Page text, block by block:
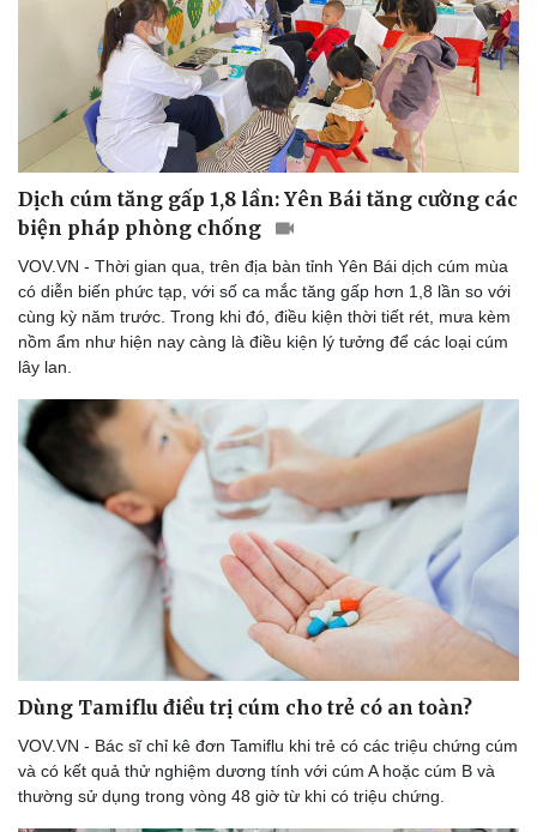
Hậu trường
Dịch cúm tăng gấp 1,8 lần: Yên Bái tăng cường các
biện pháp phòng chống
VOV.VN - Thời gian qua, trên địa bàn tỉnh Yên Bái dịch cúm mùa
có diễn biến phức tạp, với số ca mắc tăng gấp hơn 1,8 lần so với
cùng kỳ năm trước. Trong khi đó, điều kiện thời tiết rét, mưa kèm
nồm ẩm như hiện nay càng là điều kiện lý tưởng để các loại cúm
lây lan.
Dùng Tamiflu điều trị cúm cho trẻ có an toàn?
VOV.VN - Bác sĩ chỉ kê đơn Tamiflu khi trẻ có các triệu chứng cúm
và có kết quả thử nghiệm dương tính với cúm A hoặc cúm B và
thường sử dụng trong vòng 48 giờ từ khi có triệu chứng.